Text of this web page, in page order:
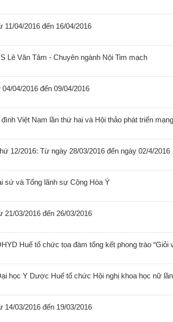
11/04/2016 đến 16/04/2016
Lê Văn Tâm - Chuyên ngành Nội Tim mạch
04/2016 đến 09/04/2016
Việt Nam lần thứ hai và Hội thảo phát triển
12/2016: Từ ngày 28/03/2016 đến ngày 02/4/2016
sứ và Tổng lãnh sự Cộng Hòa Ý
21/03/2016 đến 26/03/2016
Huế tổ chức tọa đàm tổng kết phong trào “Giỏi
học Y Dược Huế tổ chức Hội nghị khoa học nữ
14/03/2016 đến 19/03/2016